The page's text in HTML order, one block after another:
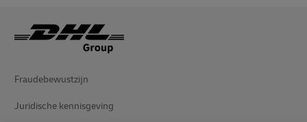
Fraudebewustzijn
Juridische kennisgeving